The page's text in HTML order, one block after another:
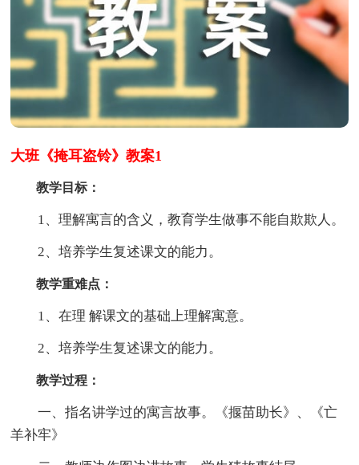
大班《掩耳盗铃》教案1
教学目标：
1、理解寓言的含义，教育学生做事不能自欺欺人。
2、培养学生复述课文的能力。
教学重难点：
1、在理 解课文的基础上理解寓意。
2、培养学生复述课文的能力。
教学过程：
一、指名讲学过的寓言故事。《揠苗助长》、《亡
羊补牢》